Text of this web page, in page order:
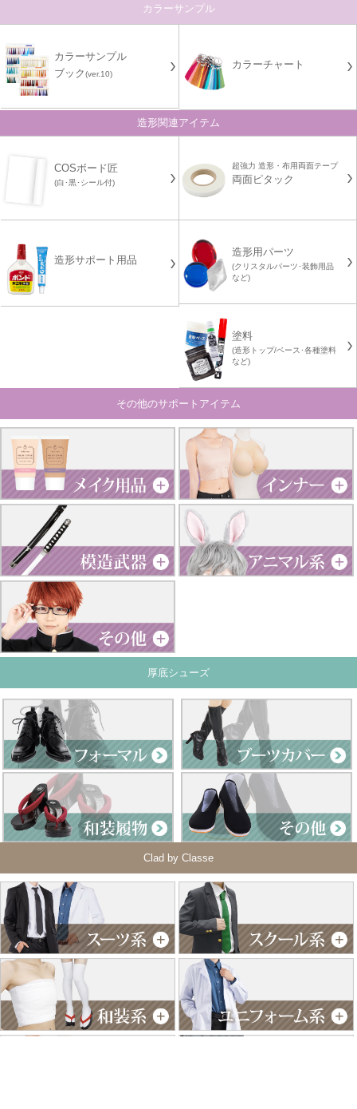
カラーサンプル
カラーサンプル
ブック(ver.10)
カラーチャート
造形関連アイテム
COSボード匠
(白･黒･シール付)
超強力 造形・布用両面テープ
両面ピタック
造形サポート用品
造形用パーツ
(クリスタルパーツ･装飾用品
など)
塗料
(造形トップ/ベース･各種塗料
など)
その他のサポートアイテム
厚底シューズ
Clad by Classe